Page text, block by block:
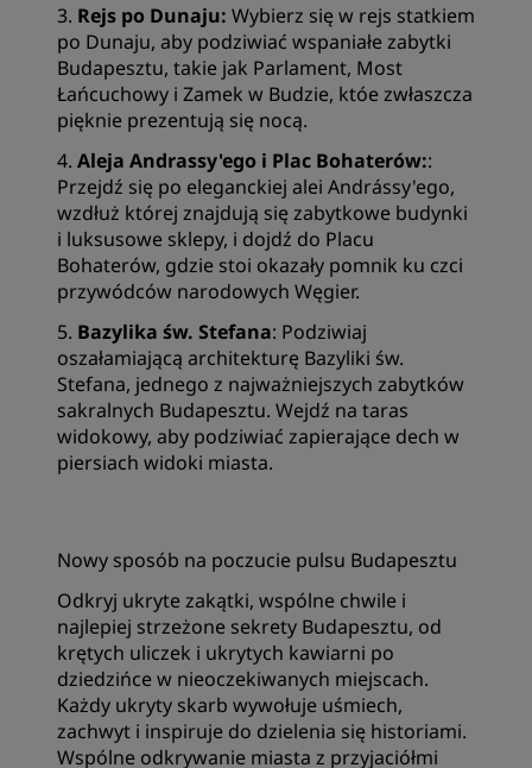
3. Rejs po Dunaju: Wybierz się w rejs statkiem
po Dunaju, aby podziwiać wspaniałe zabytki
Budapesztu, takie jak Parlament, Most
Łańcuchowy i Zamek w Budzie, któe zwłaszcza
pięknie prezentują się nocą.
4. Aleja Andrassy'ego i Plac Bohaterów::
Przejdź się po eleganckiej alei Andrássy'ego,
wzdłuż której znajdują się zabytkowe budynki
i luksusowe sklepy, i dojdź do Placu
Bohaterów, gdzie stoi okazały pomnik ku czci
przywódców narodowych Węgier.
5. Bazylika św. Stefana: Podziwiaj
oszałamiającą architekturę Bazyliki św.
Stefana, jednego z najważniejszych zabytków
sakralnych Budapesztu. Wejdź na taras
widokowy, aby podziwiać zapierające dech w
piersiach widoki miasta.
Nowy sposób na poczucie pulsu Budapesztu
Odkryj ukryte zakątki, wspólne chwile i
najlepiej strzeżone sekrety Budapesztu, od
krętych uliczek i ukrytych kawiarni po
dziedzińce w nieoczekiwanych miejscach.
Każdy ukryty skarb wywołuje uśmiech,
zachwyt i inspiruje do dzielenia się historiami.
Wspólne odkrywanie miasta z przyjaciółmi